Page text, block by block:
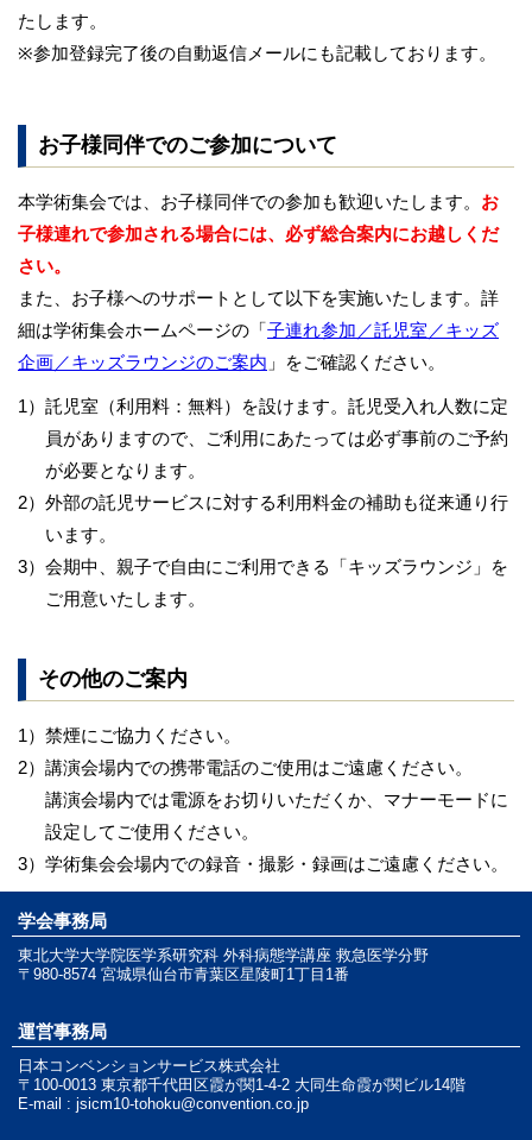
たします。
※参加登録完了後の自動返信メールにも記載しております。
お子様同伴でのご参加について
本学術集会では、お子様同伴での参加も歓迎いたします。 お
子様連れで参加される場合には、必ず総合案内にお越しくだ
さい。
また、お子様へのサポートとして以下を実施いたします。詳
細は学術集会ホームページの「子連れ参加／託児室／キッズ
企画／キッズラウンジのご案内 」をご確認ください。
1） 託児室（利用料：無料）を設けます。託児受入れ人数に定
員がありますので、ご利用にあたっては必ず事前のご予約
が必要となります。
2） 外部の託児サービスに対する利用料金の補助も従来通り行
います。
3） 会期中、親子で自由にご利用できる「キッズラウンジ」を
ご用意いたします。
その他のご案内
1） 禁煙にご協力ください。
2） 講演会場内での携帯電話のご使用はご遠慮ください。
講演会場内では電源をお切りいただくか、マナーモードに
設定してご使用ください。
3） 学術集会会場内での録音・撮影・録画はご遠慮ください。
学会事務局
東北大学大学院医学系研究科 外科病態学講座 救急医学分野
〒980-8574 宮城県仙台市青葉区星陵町1丁目1番
運営事務局
日本コンベンションサービス株式会社
〒100-0013 東京都千代田区霞が関1-4-2 大同生命霞が関ビル14階
E-mail : jsicm10-tohoku@convention.co.jp